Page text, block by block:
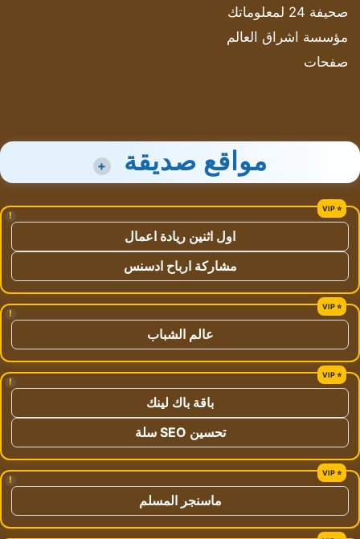
صحيفة 24 لمعلوماتك
مؤسسة اشراق العالم
صفحات
مواقع صديقة +
!
اول اثنين ريادة اعمال
مشاركة ارباح ادسنس
!
عالم الشباب
!
باقة باك لينك
تحسين SEO سلة
!
ماسنجر المسلم